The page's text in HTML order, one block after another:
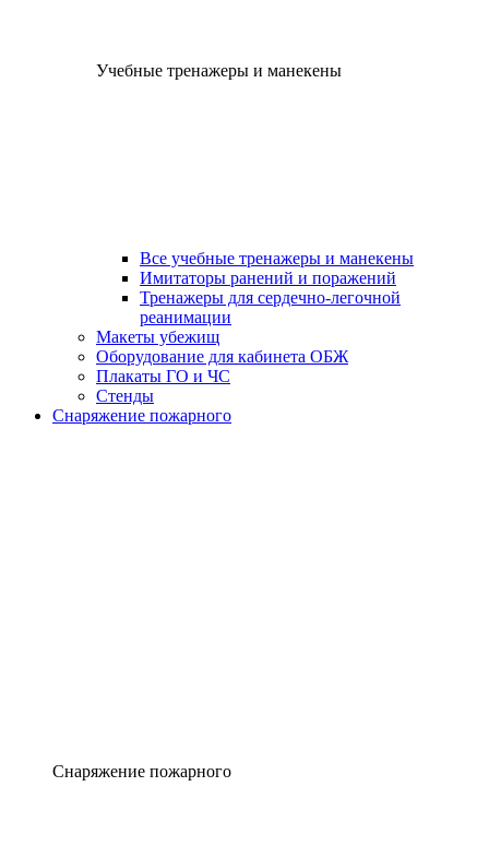
Учебные тренажеры и манекены
Все учебные тренажеры и манекены
Имитаторы ранений и поражений
Тренажеры для сердечно-легочной
реанимации
Макеты убежищ
Оборудование для кабинета ОБЖ
Плакаты ГО и ЧС
Стенды
Снаряжение пожарного
Снаряжение пожарного